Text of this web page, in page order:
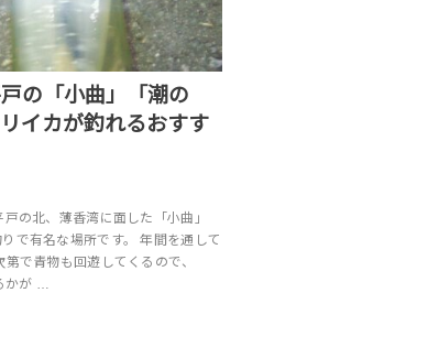
の「小曲」「潮の
イカが釣れるおすす
の北、薄香湾に面した「小曲」
で有名な場所です。 年間を通して
で青物も回遊してくるので、
かが …